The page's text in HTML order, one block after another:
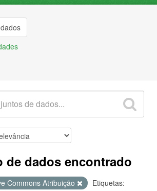
de dados encontrado
Commons Atribuição
Etiquetas: